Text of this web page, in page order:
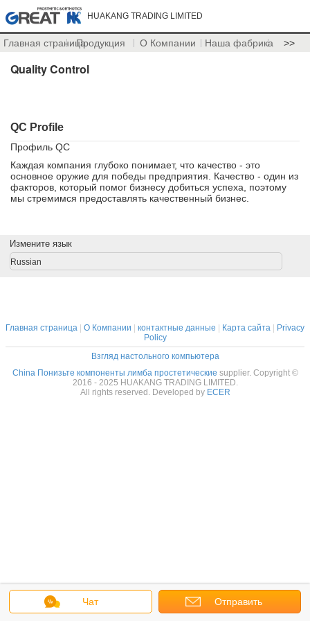
HUAKANG TRADING LIMITED
Главная страницаПродукция О Компании Наша фабрика >>
Quality Control
QC Profile
Профиль QC
Каждая компания глубоко понимает, что качество - это
основное оружие для победы предприятия. Качество - один из
факторов, который помог бизнесу добиться успеха, поэтому
мы стремимся предоставлять качественный бизнес.
Чат Отправить
Измените язык
Russian
Главная страница О Компании контактные данные Карта сайта
Privacy
Policy
Взгляд настольного компьютера
China Понизьте компоненты лимба простетические supplier. Copyright ©
2016 - 2025 HUAKANG TRADING LIMITED.
All rights reserved. Developed by ECER